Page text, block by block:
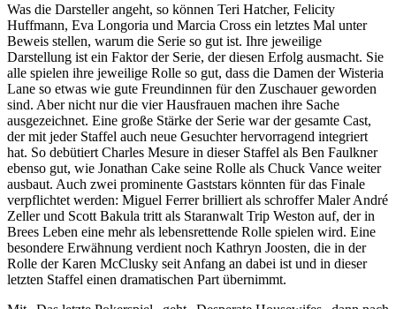
Was die Darsteller angeht, so können Teri Hatcher, Felicity
Huffmann, Eva Longoria und Marcia Cross ein letztes Mal unter
Beweis stellen, warum die Serie so gut ist. Ihre jeweilige
Darstellung ist ein Faktor der Serie, der diesen Erfolg ausmacht. Sie
alle spielen ihre jeweilige Rolle so gut, dass die Damen der Wisteria
Lane so etwas wie gute Freundinnen für den Zuschauer geworden
sind. Aber nicht nur die vier Hausfrauen machen ihre Sache
ausgezeichnet. Eine große Stärke der Serie war der gesamte Cast,
der mit jeder Staffel auch neue Gesuchter hervorragend integriert
hat. So debütiert Charles Mesure in dieser Staffel als Ben Faulkner
ebenso gut, wie Jonathan Cake seine Rolle als Chuck Vance weiter
ausbaut. Auch zwei prominente Gaststars könnten für das Finale
verpflichtet werden: Miguel Ferrer brilliert als schroffer Maler André
Zeller und Scott Bakula tritt als Staranwalt Trip Weston auf, der in
Brees Leben eine mehr als lebensrettende Rolle spielen wird. Eine
besondere Erwähnung verdient noch Kathryn Joosten, die in der
Rolle der Karen McClusky seit Anfang an dabei ist und in dieser
letzten Staffel einen dramatischen Part übernimmt.